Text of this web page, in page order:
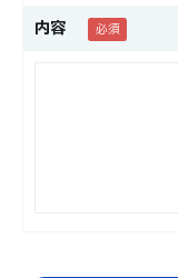
内容